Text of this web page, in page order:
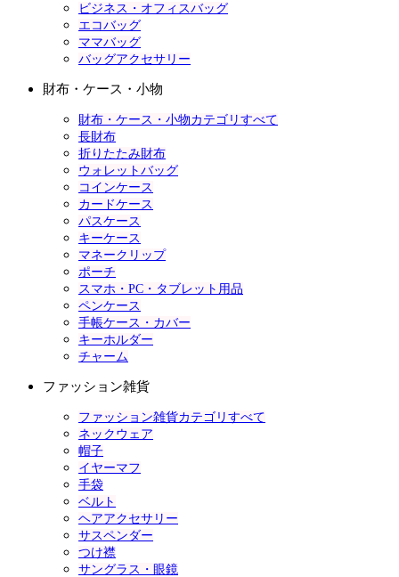
ビジネス・オフィスバッグ
エコバッグ
ママバッグ
バッグアクセサリー
財布・ケース・小物
財布・ケース・小物カテゴリすべて
長財布
折りたたみ財布
ウォレットバッグ
コインケース
カードケース
パスケース
キーケース
マネークリップ
ポーチ
スマホ・PC・タブレット用品
ペンケース
手帳ケース・カバー
キーホルダー
チャーム
ファッション雑貨
ファッション雑貨カテゴリすべて
ネックウェア
帽子
イヤーマフ
手袋
ベルト
ヘアアクセサリー
サスペンダー
つけ襟
サングラス・眼鏡